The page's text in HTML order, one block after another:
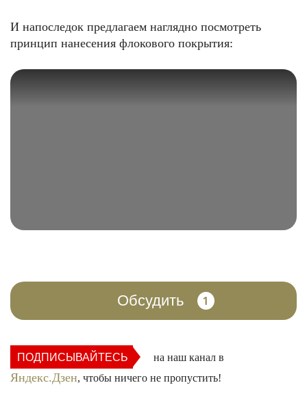
И напоследок предлагаем наглядно посмотреть
принцип нанесения флокового покрытия:
Обсудить 1
ПОДПИСЫВАЙТЕСЬ на наш канал в
Яндекс.Дзен, чтобы ничего не пропустить!